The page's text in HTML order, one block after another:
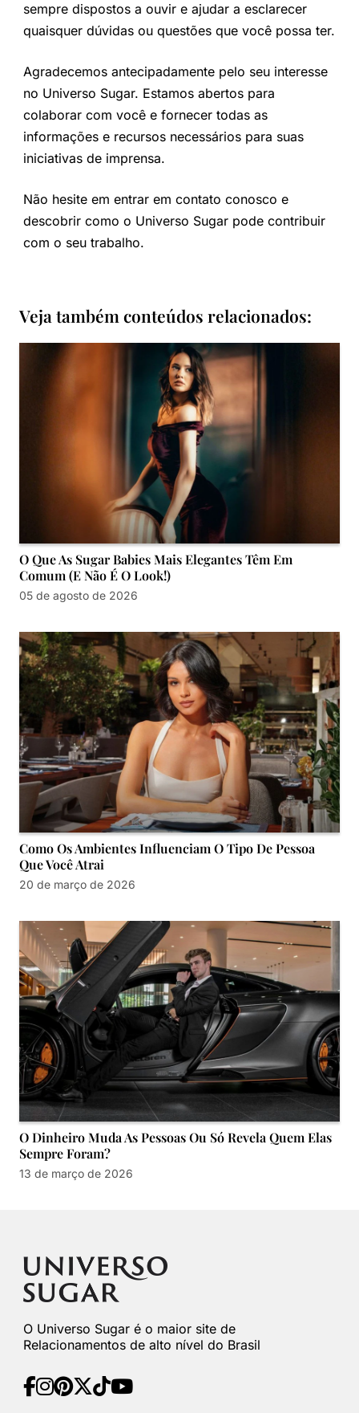
sempre dispostos a ouvir e ajudar a esclarecer
quaisquer dúvidas ou questões que você possa ter.
Agradecemos antecipadamente pelo seu interesse
no Universo Sugar. Estamos abertos para
colaborar com você e fornecer todas as
informações e recursos necessários para suas
iniciativas de imprensa.
Não hesite em entrar em contato conosco e
descobrir como o Universo Sugar pode contribuir
com o seu trabalho.
Veja também conteúdos relacionados:
O Que As Sugar Babies Mais Elegantes Têm Em
Comum (e Não É O Look!)
05 de agosto de 2026
Como Os Ambientes Influenciam O Tipo De Pessoa
Que Você Atrai
20 de março de 2026
O Dinheiro Muda As Pessoas Ou Só Revela Quem Elas
Sempre Foram?
13 de março de 2026
O Universo Sugar é o maior site de
Relacionamentos de alto nível do Brasil